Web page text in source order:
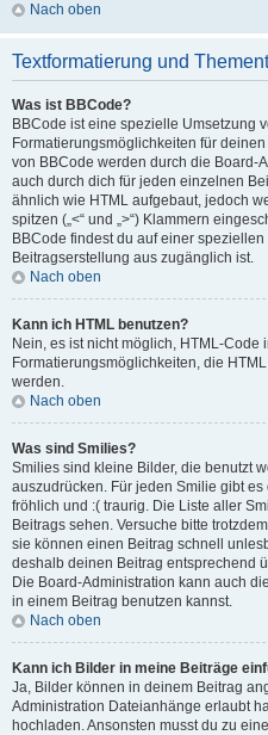
Nach oben
Textformatierung und
Was ist BBCode?
BBCode ist eine spezielle Umsetzung
Formatierungsmöglichkeiten für
von BBCode werden durch die Board-
auch durch dich für jeden einzelnen
ähnlich wie HTML aufgebaut, jedoch
spitzen („<“ und „>“) Klammern
BBCode findest du auf einer
Beitragserstellung aus zugänglich ist.
Nach oben
Kann ich HTML benutzen?
Nein, es ist nicht möglich, HTML-
Formatierungsmöglichkeiten, die
werden.
Nach oben
Was sind Smilies?
Smilies sind kleine Bilder, die benutzt
auszudrücken. Für jeden Smilie gibt
fröhlich und :( traurig. Die Liste aller
Beitrags sehen. Versuche bitte
sie können einen Beitrag schnell
deshalb deinen Beitrag entsprechend
Die Board-Administration kann auch
in einem Beitrag benutzen kannst.
Nach oben
Kann ich Bilder in meine Beiträge
Ja, Bilder können in deinem Beitrag
Administration Dateianhänge erlaubt
hochladen. Ansonsten musst du zu